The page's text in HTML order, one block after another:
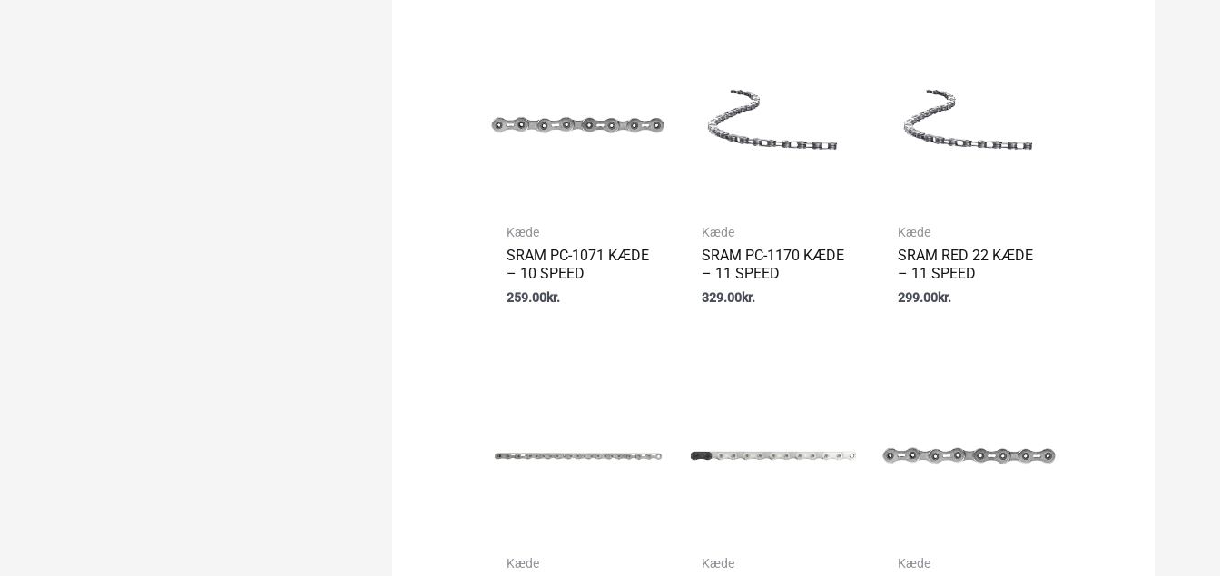
Kæde
SRAM PC-1071 KÆDE
– 10 SPEED
259.00kr.
Kæde
SRAM PC-1170 KÆDE
– 11 SPEED
329.00kr.
Kæde
SRAM RED 22 KÆDE
– 11 SPEED
299.00kr.
Kæde Kæde Kæde